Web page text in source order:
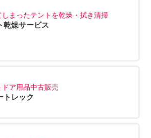
しまったテントを乾燥・拭き清掃
乾燥サービス
ドア用品中古販売
トレック